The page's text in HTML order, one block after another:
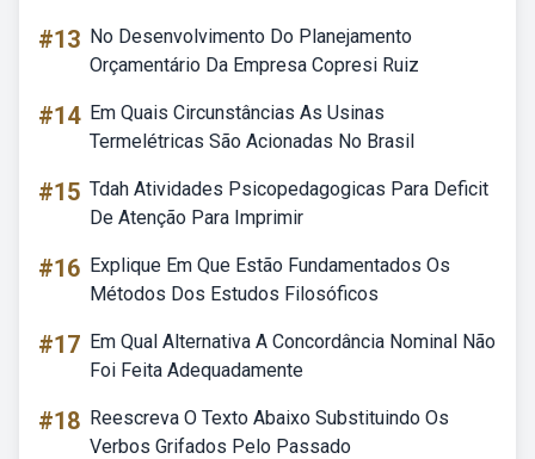
#13 No Desenvolvimento Do Planejamento
Orçamentário Da Empresa Copresi Ruiz
#14 Em Quais Circunstâncias As Usinas
Termelétricas São Acionadas No Brasil
#15 Tdah Atividades Psicopedagogicas Para Deficit
De Atenção Para Imprimir
#16 Explique Em Que Estão Fundamentados Os
Métodos Dos Estudos Filosóficos
#17 Em Qual Alternativa A Concordância Nominal Não
Foi Feita Adequadamente
#18 Reescreva O Texto Abaixo Substituindo Os
Verbos Grifados Pelo Passado